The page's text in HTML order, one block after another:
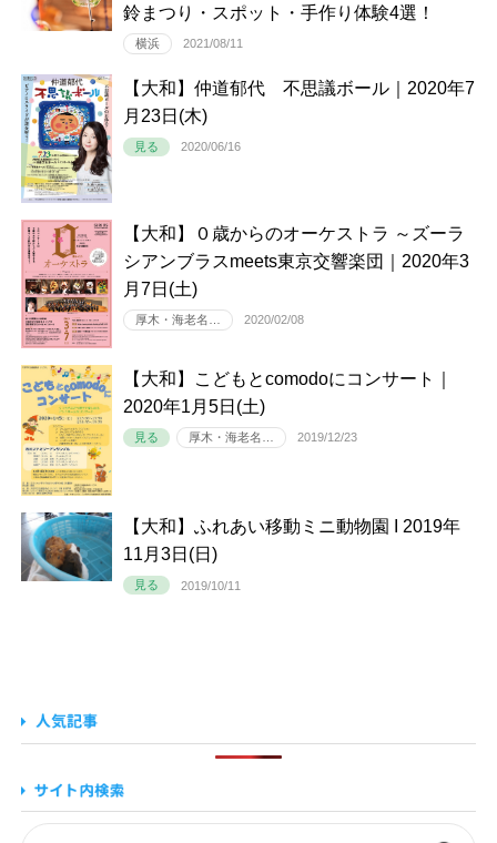
鈴まつり・スポット・手作り体験4選！
横浜 2021/08/11
【大和】仲道郁代 不思議ボール｜2020年7
月23日(木)
見る 2020/06/16
【大和】０歳からのオーケストラ ～ズーラ
シアンブラスmeets東京交響楽団｜2020年3
月7日(土)
厚木・海老名… 2020/02/08
【大和】こどもとcomodoにコンサート｜
2020年1月5日(土)
見る 厚木・海老名… 2019/12/23
【大和】ふれあい移動ミニ動物園 I 2019年
11月3日(日)
見る 2019/10/11